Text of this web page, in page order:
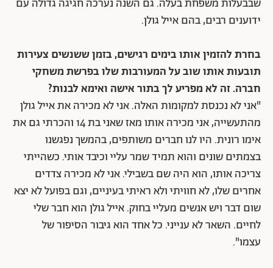
שבבעלות משפחת בעלה. גם השנה נערכה חגיגה גדולה עם
ידוענים רבים, בהם אייל גולן.
בחרת להזמין אותו בימים רגישים, בזמן ששנשים צעירות
תובעות אותו שוב על המעורבות שלו בפרשת משחקי
חברה. זה לא מפריע לך בתור אישה ואימא לבנות?
"אני לא נכנסת למקומות האלה. אני לא מכירה את אייל גולן
מהתעשייה, אני מכירה אותו מאז שאני בת 14 והכרתי גם את
אימו רונית. היו לנו חברים משותפים, בהמשך נפגשנו
בצמתים שונים והוא תמיד שמר עליי וכיבד אותי. כשהייתי
צריכה אותו, הוא היה שם בשבילי. אני לא מכירה צדדים
אחרים שלו, לא חוויתי ולא ראיתי בעיניים, וגם בפועל לא יצא
שום דבר ויש אנשים מעליי בחוק. אייל גולן הוא חבר שלי
לחיים. השאר לא ענייני. כל אחד הוא גיבור הסיפור של
עצמו".